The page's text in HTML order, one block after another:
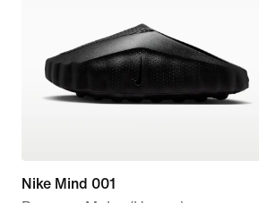
Nike Mind 001